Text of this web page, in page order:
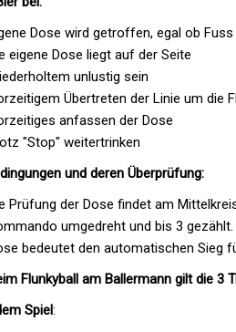
Dose wird getroffen, egal ob
eigene Dose liegt auf der Seite
unlustig sein
Übertreten der Linie um die
anfassen der Dose
"Stop" weitertrinken
und deren Überprüfung:
Prüfung der Dose findet am
umgedreht und bis 3
bedeutet den automatischen Sieg
Flunkyball am Ballermann gilt die 3
Spiel: